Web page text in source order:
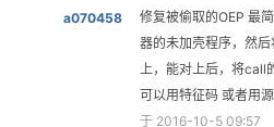
a070458
修复被偷取的OEP 最
器的未加壳程序，然
上，能对上后，将call
可以用特征码 或者用
于 2016-10-5 09:57